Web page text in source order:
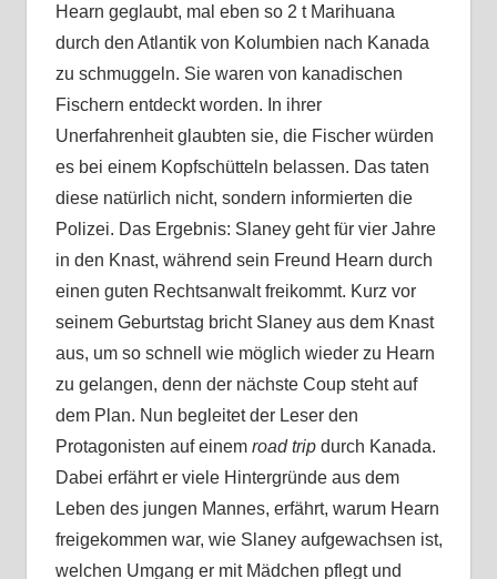
Hearn geglaubt, mal eben so 2 t Marihuana
durch den Atlantik von Kolumbien nach Kanada
zu schmuggeln. Sie waren von kanadischen
Fischern entdeckt worden. In ihrer
Unerfahrenheit glaubten sie, die Fischer würden
es bei einem Kopfschütteln belassen. Das taten
diese natürlich nicht, sondern informierten die
Polizei. Das Ergebnis: Slaney geht für vier Jahre
in den Knast, während sein Freund Hearn durch
einen guten Rechtsanwalt freikommt. Kurz vor
seinem Geburtstag bricht Slaney aus dem Knast
aus, um so schnell wie möglich wieder zu Hearn
zu gelangen, denn der nächste Coup steht auf
dem Plan. Nun begleitet der Leser den
Protagonisten auf einem road tripdurch Kanada.
Dabei erfährt er viele Hintergründe aus dem
Leben des jungen Mannes, erfährt, warum Hearn
freigekommen war, wie Slaney aufgewachsen ist,
welchen Umgang er mit Mädchen pflegt und